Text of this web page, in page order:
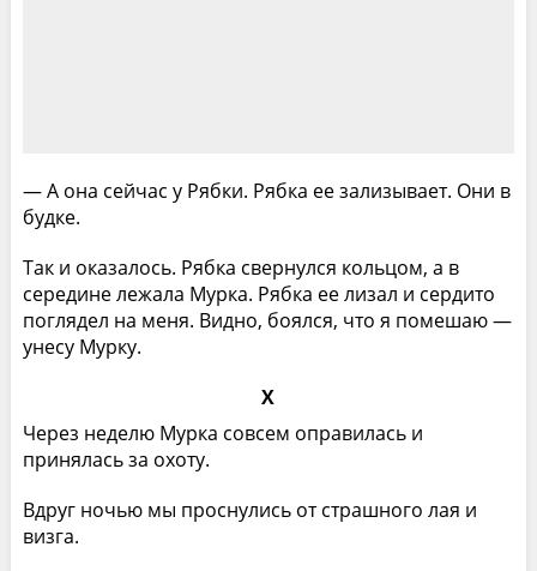
— А она сейчас у Рябки. Рябка ее зализывает. Они в
будке.
Так и оказалось. Рябка свернулся кольцом, а в
середине лежала Мурка. Рябка ее лизал и сердито
поглядел на меня. Видно, боялся, что я помешаю —
унесу Мурку.
Х
Через неделю Мурка совсем оправилась и
принялась за охоту.
Вдруг ночью мы проснулись от страшного лая и
визга.